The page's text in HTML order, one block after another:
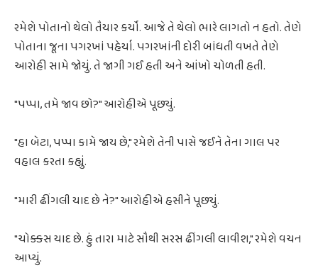
રમેશે પોતાનો થેલો તૈયાર કર્યો. આજે તે થેલો ભારે લાગતો ન હતો. તેણે
પોતાના જૂના પગરખાં પહેર્યા. પગરખાંની દોરી બાંધતી વખતે તેણે
આરોહી સામે જોયું. તે જાગી ગઈ હતી અને આંખો ચોળતી હતી.
"પપ્પા, તમે જાવ છો?" આરોહીએ પૂછ્યું.
"હા બેટા, પપ્પા કામે જાય છે," રમેશે તેની પાસે જઈને તેના ગાલ પર
વહાલ કરતા કહ્યું.
"મારી ઢીંગલી યાદ છે ને?" આરોહીએ હસીને પૂછ્યું.
"ચોક્કસ યાદ છે. હું તારા માટે સૌથી સરસ ઢીંગલી લાવીશ," રમેશે વચન
આપ્યું.